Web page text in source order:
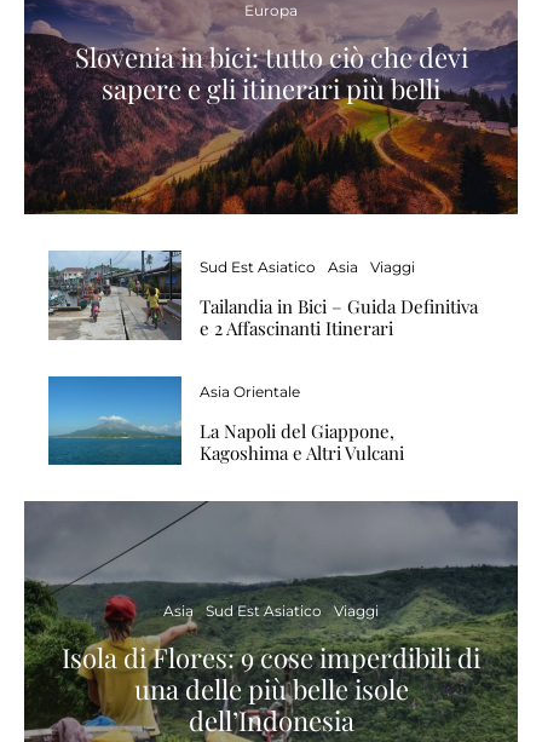
Europa
Slovenia in bici: tutto ciò che devi
sapere e gli itinerari più belli
Sud Est Asiatico Asia Viaggi
Tailandia in Bici – Guida Definitiva
e 2 Affascinanti Itinerari
Asia Orientale
La Napoli del Giappone,
Kagoshima e Altri Vulcani
Asia Sud Est Asiatico Viaggi
Isola di Flores: 9 cose imperdibili di
una delle più belle isole
dell’Indonesia